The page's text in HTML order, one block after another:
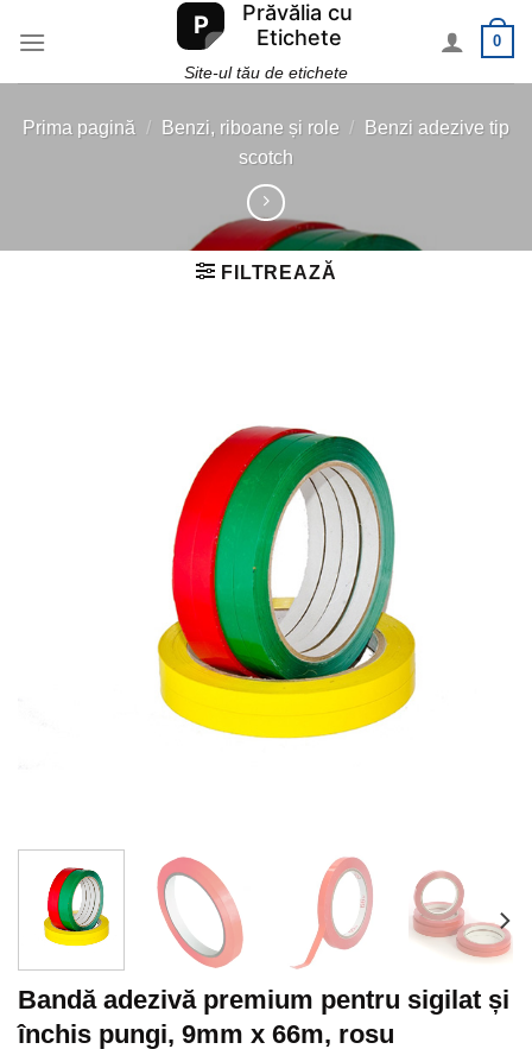
Site-ul tău de etichete
0
Prima pagină / Benzi, riboane și role /
Benzi adezive tip
scotch
FILTREAZĂ
Bandă adezivă premium pentru sigilat și
închis pungi, 9mm x 66m, rosu